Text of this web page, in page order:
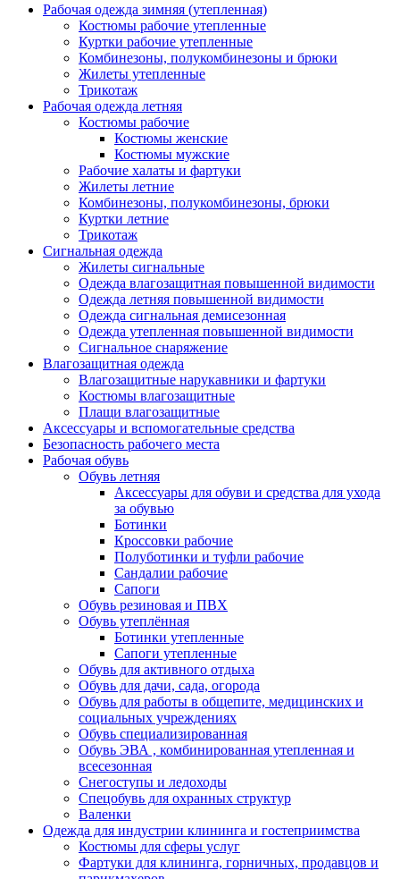
Рабочая одежда зимняя (утепленная)
Костюмы рабочие утепленные
Куртки рабочие утепленные
Комбинезоны, полукомбинезоны и брюки
Жилеты утепленные
Трикотаж
Рабочая одежда летняя
Костюмы рабочие
Костюмы женские
Костюмы мужские
Рабочие халаты и фартуки
Жилеты летние
Комбинезоны, полукомбинезоны, брюки
Куртки летние
Трикотаж
Сигнальная одежда
Жилеты сигнальные
Одежда влагозащитная повышенной видимости
Одежда летняя повышенной видимости
Одежда сигнальная демисезонная
Одежда утепленная повышенной видимости
Сигнальное снаряжение
Влагозащитная одежда
Влагозащитные нарукавники и фартуки
Костюмы влагозащитные
Плащи влагозащитные
Аксессуары и вспомогательные средства
Безопасность рабочего места
Рабочая обувь
Обувь летняя
Аксессуары для обуви и средства для ухода
за обувью
Ботинки
Кроссовки рабочие
Полуботинки и туфли рабочие
Сандалии рабочие
Сапоги
Обувь резиновая и ПВХ
Обувь утеплённая
Ботинки утепленные
Сапоги утепленные
Обувь для активного отдыха
Обувь для дачи, сада, огорода
Обувь для работы в общепите, медицинских и
социальных учреждениях
Обувь специализированная
Обувь ЭВА , комбинированная утепленная и
всесезонная
Снегоступы и ледоходы
Спецобувь для охранных структур
Валенки
Одежда для индустрии клининга и гостеприимства
Костюмы для сферы услуг
Фартуки для клининга, горничных, продавцов и